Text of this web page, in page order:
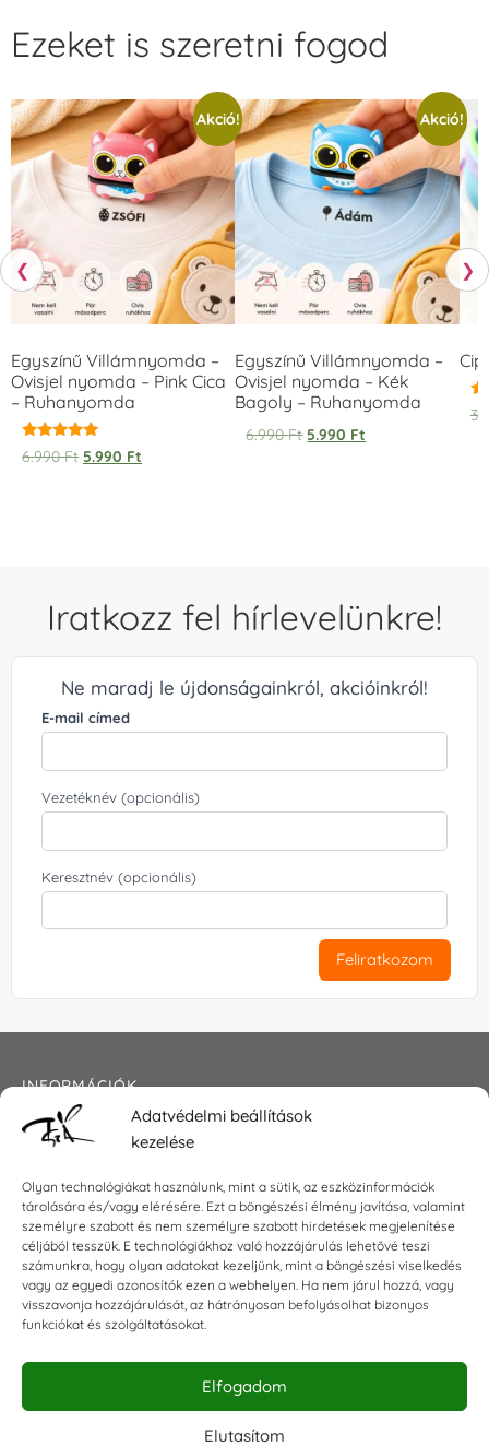
Adatvédelmi beállítások
kezelése
Olyan technológiákat használunk, mint a sütik, az eszközinformációk
tárolására és/vagy elérésére. Ezt a böngészési élmény javítása, valamint
személyre szabott és nem személyre szabott hirdetések megjelenítése
céljából tesszük. E technológiákhoz való hozzájárulás lehetővé teszi
számunkra, hogy olyan adatokat kezeljünk, mint a böngészési viselkedés
vagy az egyedi azonosítók ezen a webhelyen. Ha nem járul hozzá, vagy
visszavonja hozzájárulását, az hátrányosan befolyásolhat bizonyos
funkciókat és szolgáltatásokat.
Elfogadom
Elutasítom
❮
Ezeket is szeretni fogod
Akció!
Egyszínű Villámnyomda –
Ovisjel nyomda – Pink Cica
– Ruhanyomda
Értékelés:
5.00
6.990Ft 5.990 Ft
Akció!
Egyszínű Villámnyomda –
Ovisjel nyomda – Kék
Bagoly – Ruhanyomda
6.990Ft 5.990 Ft
❯
Iratkozz fel hírlevelünkre!
Ne maradj le újdonságainkról, akcióinkról!
E-mail címed
Vezetéknév (opcionális)
Keresztnév (opcionális)
Feliratkozom
INFORMÁCIÓK
Általános szerződési feltételek
Impresszum
KAPCSOLAT
E-mail:shop@torokszilvi.com
Telefon: +36 30 6767872
KÖZÖSSÉGI